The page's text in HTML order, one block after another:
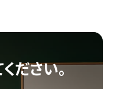
ださい。